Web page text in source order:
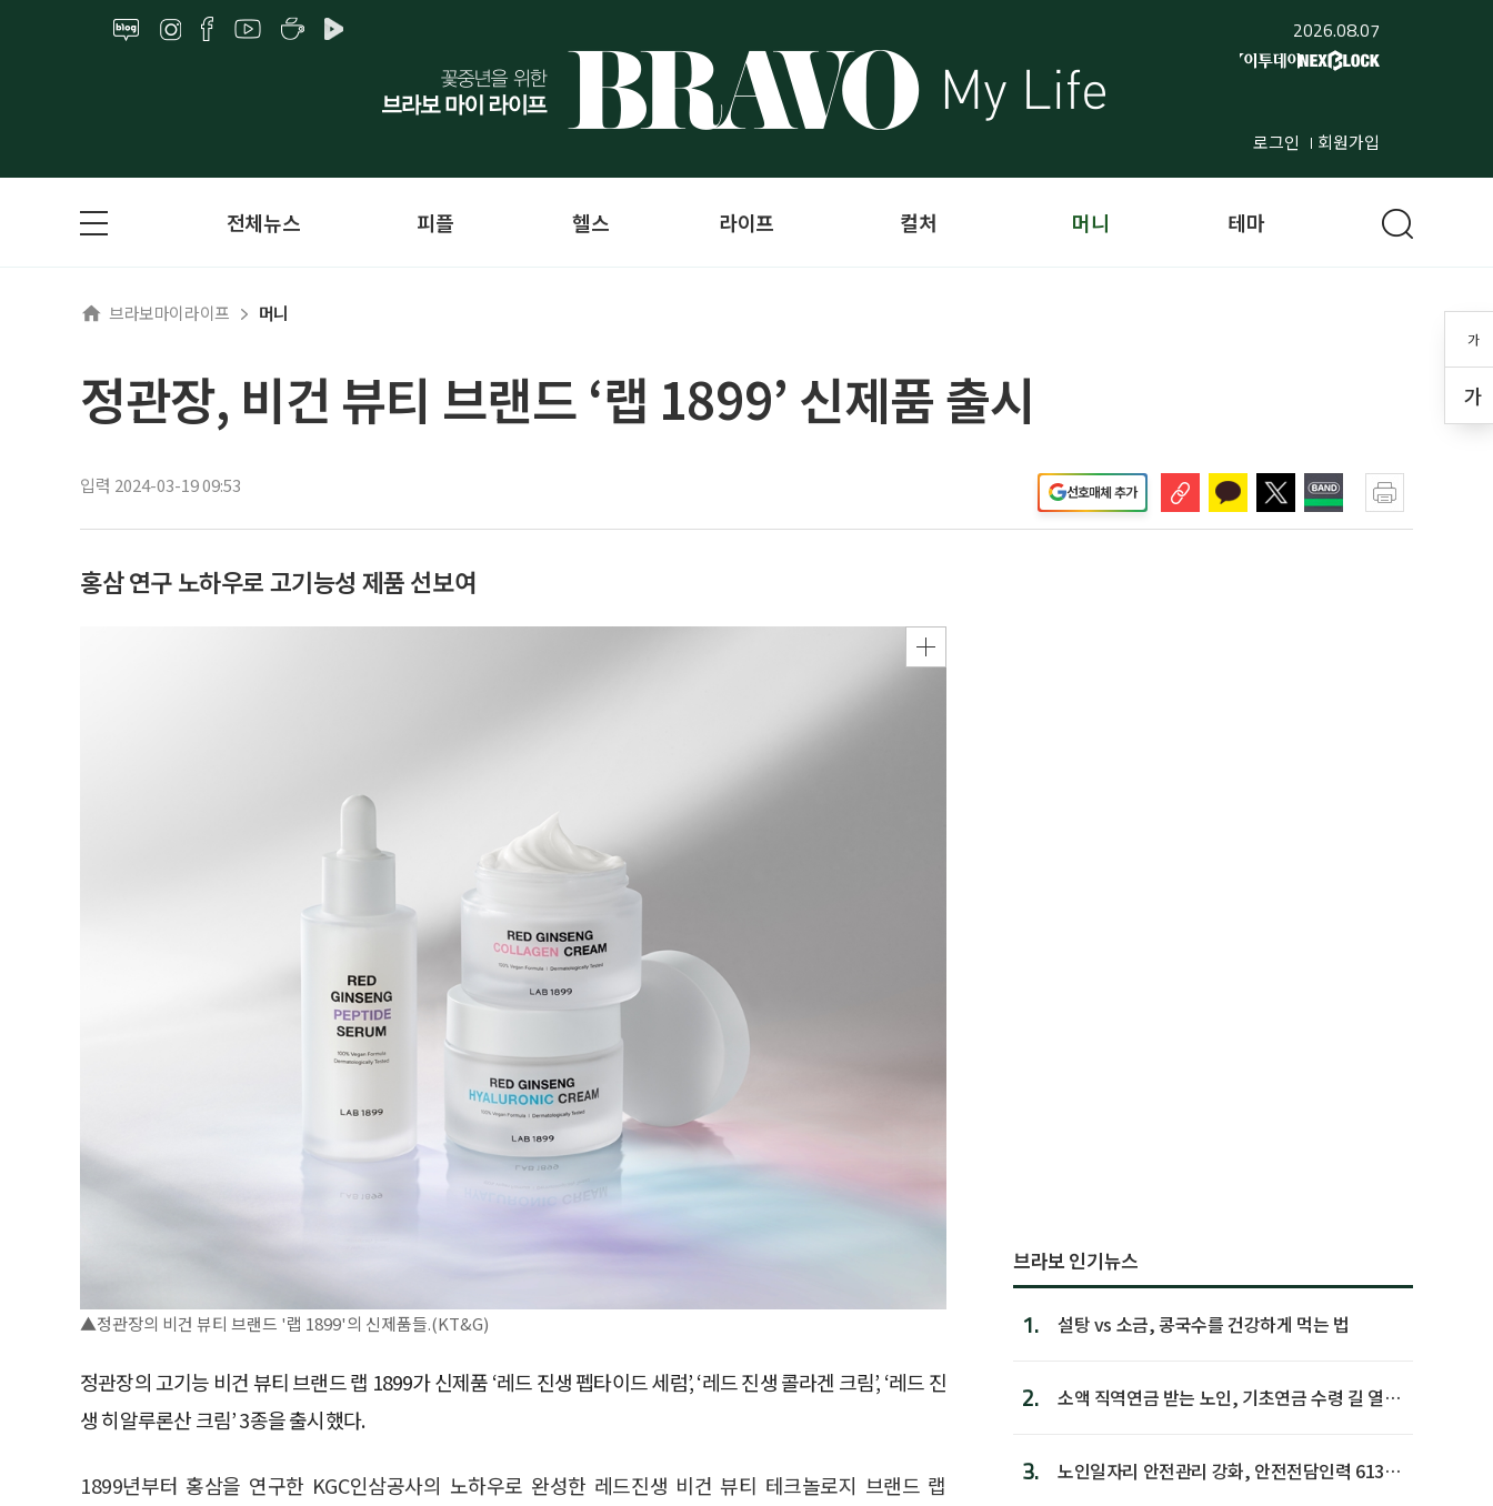
2026.08.07
로그인 회원가입
가
가
전체뉴스 피플 헬스 라이프 컬처 머니 테마
브라보마이라이프 머니
정관장, 비건 뷰티 브랜드 ‘랩 1899’ 신제품 출시
입력 2024-03-19 09:53 선호매체 추가
홍삼 연구 노하우로 고기능성 제품 선보여
▲정관장의 비건 뷰티 브랜드 '랩 1899'의 신제품들.(KT&G)
정관장의 고기능 비건 뷰티 브랜드 랩 1899가 신제품 ‘레드 진생 펩타이드 세럼’, ‘레드 진생 콜라겐 크림’, ‘레드 진
생 히알루론산 크림’ 3종을 출시했다.
1899년부터 홍삼을 연구한 KGC인삼공사의 노하우로 완성한 레드진생 비건 뷰티 테크놀로지 브랜드 랩
브라보 인기뉴스
1. 설탕 vs 소금, 콩국수를 건강하게 먹는 법
2.
소액 직역연금 받는 노인, 기초연금 수령 길 열린
3.
노인일자리 안전관리 강화, 안전전담인력 613명